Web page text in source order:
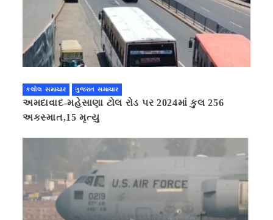
કલોલ સમાચાર ગુજરાત સમાચાર
અમદાવાદ-મહેસાણા ટોલ રોડ પર 2024માં કુલ 256
અકસ્માત,15 મૃત્યુ